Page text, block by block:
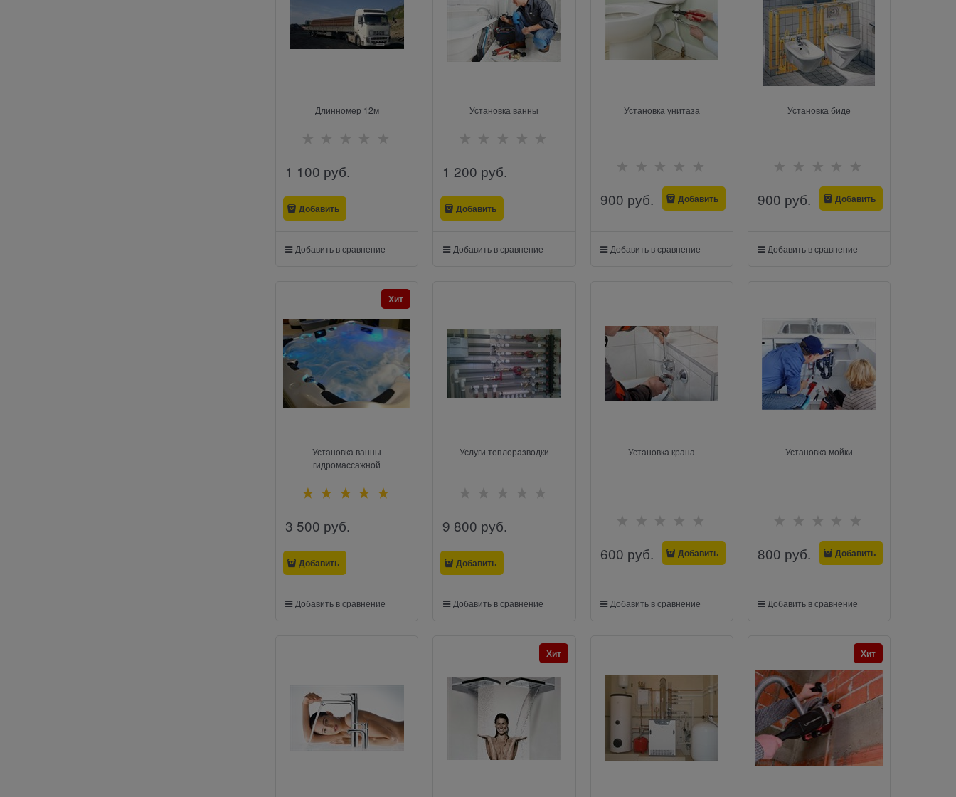
Длинномер 12м
1 100 руб.
Добавить
Добавить в сравнение
Установка ванны
1 200 руб.
Добавить
Добавить в сравнение
Установка унитаза
900 руб. Добавить
Добавить в сравнение
Установка биде
900 руб. Добавить
Добавить в сравнение
Установка ванны
гидромассажной
Хит
3 500 руб.
Добавить
Добавить в сравнение
Услуги теплоразводки
9 800 руб.
Добавить
Добавить в сравнение
Установка крана
600 руб. Добавить
Добавить в сравнение
Установка мойки
800 руб. Добавить
Добавить в сравнение
Хит Хит